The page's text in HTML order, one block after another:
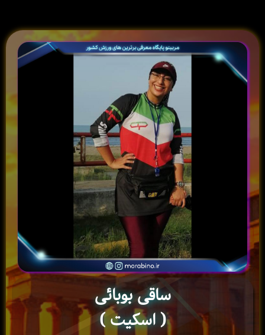
ساقی بوبائی
( اسکیت )